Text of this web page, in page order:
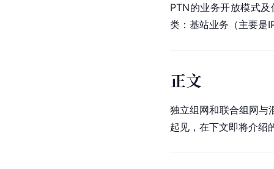
PTN的业务开放模式
类：基站业务（主要是
正文
独立组网和联合组网与
起见，在下文即将介绍